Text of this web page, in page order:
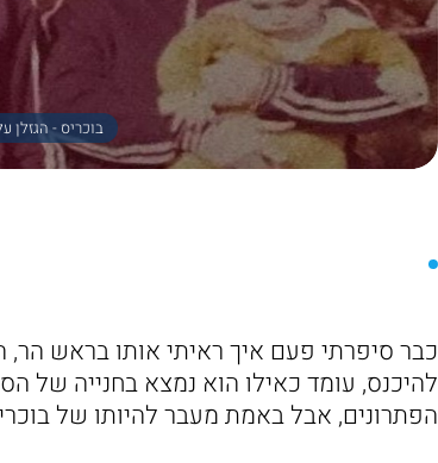
בוכריס - הגזלן
כבר סיפרתי פעם איך ראיתי אותו בראש
להיכנס, עומד כאילו הוא נמצא בחנייה של
הפתרונים, אבל באמת מעבר להיותו של